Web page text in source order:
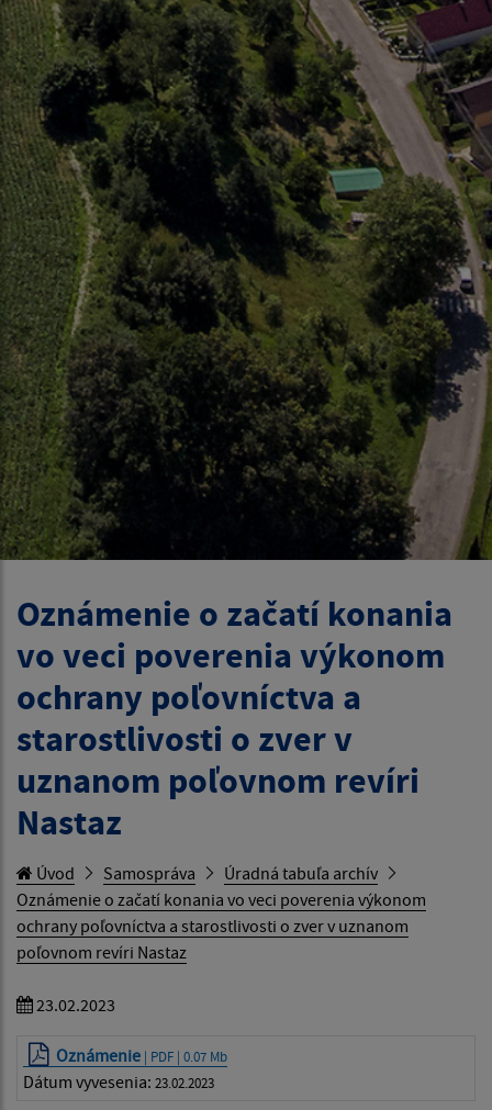
Oznámenie o začatí konania
vo veci poverenia výkonom
ochrany poľovníctva a
starostlivosti o zver v
uznanom poľovnom revíri
Nastaz
Úvod Samospráva
Úradná tabuľa archív
Oznámenie o začatí konania vo veci poverenia výkonom
ochrany poľovníctva a starostlivosti o zver v uznanom
poľovnom revíri Nastaz
23.02.2023
Oznámenie | PDF | 0.07 Mb
Dátum vyvesenia: 23.02.2023